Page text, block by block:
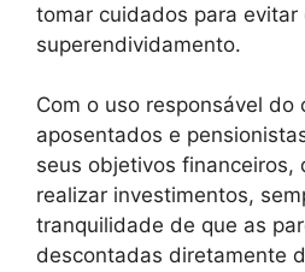
tomar cuidados para evitar
superendividamento.
Com o uso responsável do
aposentados e
seus objetivos financeiros,
realizar investimentos,
tranquilidade de que as
descontadas diretamente